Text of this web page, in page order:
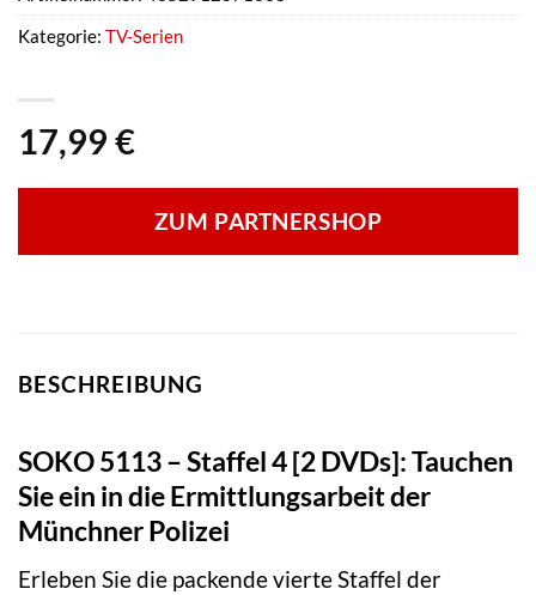
17,99 €
ZUM PARTNERSHOP
Kategorie: TV-Serien
BESCHREIBUNG
SOKO 5113 – Staffel 4 [2 DVDs]: Tauchen
Sie ein in die Ermittlungsarbeit der
Münchner Polizei
Erleben Sie die packende vierte Staffel der